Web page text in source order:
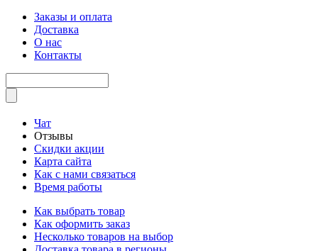
Заказы и оплата
Доставка
О нас
Контакты
Чат
Отзывы
Скидки акции
Карта сайта
Как с нами связаться
Время работы
Как выбрать товар
Как оформить заказ
Несколько товаров на выбор